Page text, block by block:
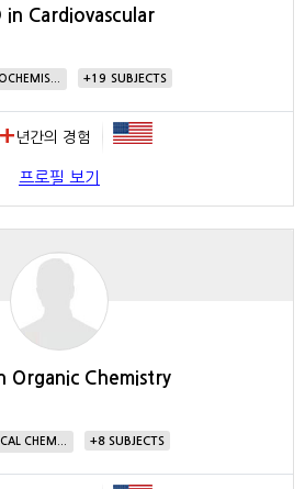
in Cardiovascular
19
년간의 경험
프로필 보기
Organic Chemistry
CHEM... 8